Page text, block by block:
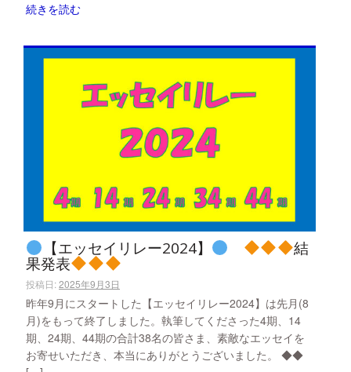
続きを読む
【エッセイリレー2024】 結
果発表
投稿日:2025年9月3日
昨年9月にスタートした【エッセイリレー2024】は先月(8
月)をもって終了しました。執筆してくださった4期、14
期、24期、44期の合計38名の皆さま、素敵なエッセイを
お寄せいただき、本当にありがとうございました。 ◆◆